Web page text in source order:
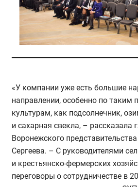
«У компании уже есть большие
направлении, особенно по таким
культурам, как подсолнечник,
и сахарная свекла, – рассказала
Воронежского
Сергеева. – С руководителями
и крестьянско-фермерских
переговоры о сотрудничестве в